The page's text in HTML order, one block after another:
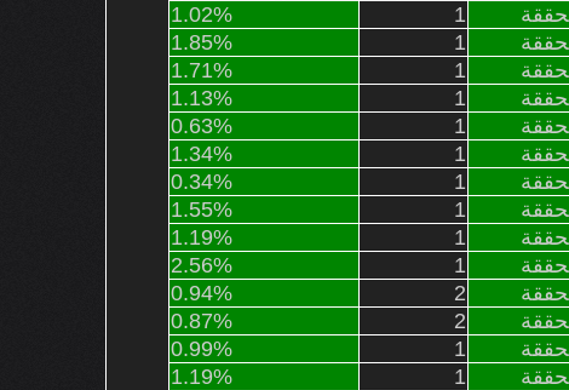
1
1.02%
1
1.85%
1
1.71%
1
1.13%
1
0.63%
1
1.34%
1
0.34%
1
1.55%
1
1.19%
1
2.56%
2
0.94%
2
0.87%
1
0.99%
1
1.19%